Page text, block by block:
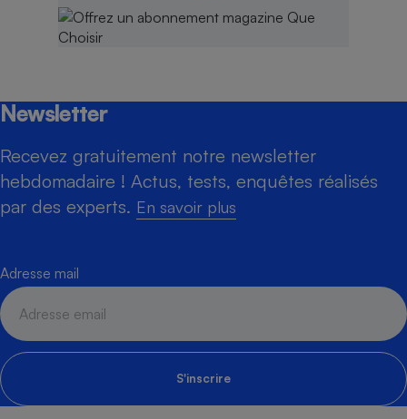
Newsletter
Recevez gratuitement notre newsletter
hebdomadaire ! Actus, tests, enquêtes réalisés
par des experts. En savoir plus
Adresse mail
S'inscrire